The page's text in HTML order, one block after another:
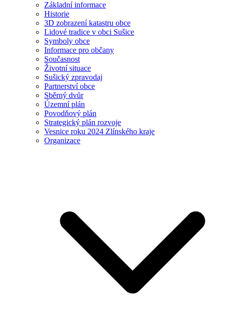
Základní informace
Historie
3D zobrazení katastru obce
Lidové tradice v obci Sušice
Symboly obce
Informace pro občany
Současnost
Životní situace
Sušický zpravodaj
Partnerství obce
Sběrný dvůr
Územní plán
Povodňový plán
Strategický plán rozvoje
Vesnice roku 2024 Zlínského kraje
Organizace